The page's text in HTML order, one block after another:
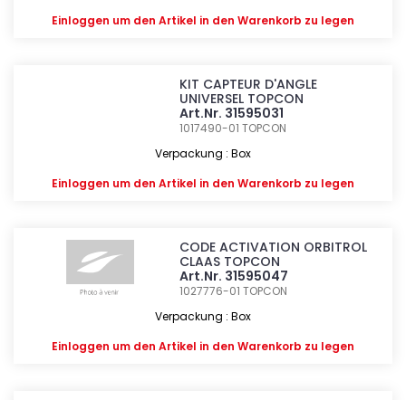
Einloggen um den Artikel in den Warenkorb zu legen
KIT CAPTEUR D'ANGLE
UNIVERSEL TOPCON
Art.Nr. 31595031
1017490-01TOPCON
Verpackung : Box
Einloggen um den Artikel in den Warenkorb zu legen
CODE ACTIVATION ORBITROL
CLAAS TOPCON
Art.Nr. 31595047
1027776-01TOPCON
Verpackung : Box
Einloggen um den Artikel in den Warenkorb zu legen